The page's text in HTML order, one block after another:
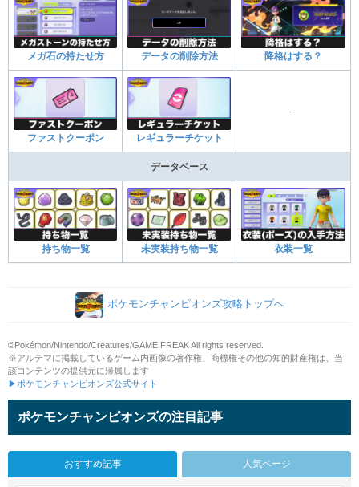
メガ石の持たせ方 データの削除方法 降格はする？
ファストクーポン レギュラーチケット
-
データベース
持ち物一覧 未実装持ち物一覧 衣装一覧
ポケモンチャンピオンズ攻略トップへ
©Pokémon/Nintendo/Creatures/GAME FREAK All rights reserved.
※アルテマに掲載しているゲーム内画像の著作権、商標権その他の知的財産権は、当
該コンテンツの提供元に帰属します
▶ポケモンチャンピオンズ公式サイト
ポケモンチャンピオンズの注目記事
おすすめ記事 人気ページ